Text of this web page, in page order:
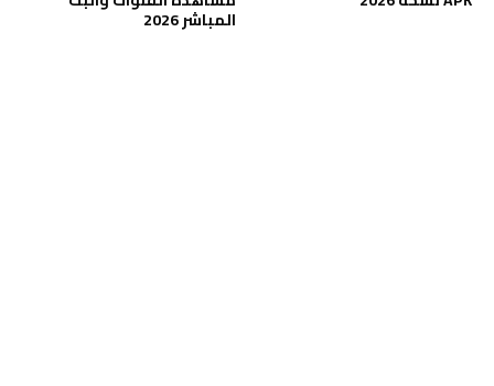
المباشر 2026